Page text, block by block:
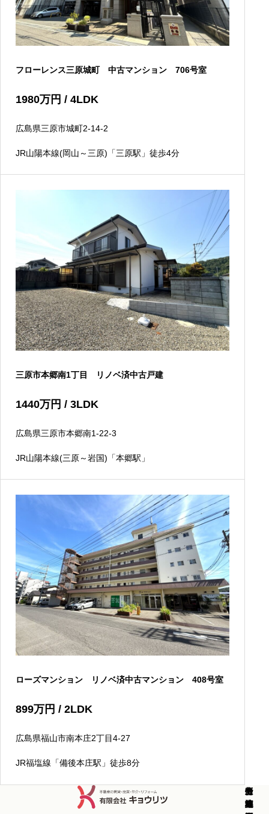
フローレンス三原城町 中古マンション 706号室
1980万円 / 4LDK
広島県三原市城町2-14-2
JR山陽本線(岡山～三原)「三原駅」徒歩4分
三原市本郷南1丁目 リノベ済中古戸建
1440万円 / 3LDK
広島県三原市本郷南1-22-3
JR山陽本線(三原～岩国)「本郷駅」
ローズマンション リノベ済中古マンション 408号室
899万円 / 2LDK
広島県福山市南本庄2丁目4-27
JR福塩線「備後本庄駅」徒歩8分
新
築
中
古
新
築
中
古
分
譲
土
地
売
却
コ
ラ
お
知
会
社